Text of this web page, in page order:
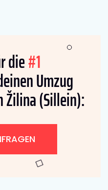
die#1
Umzug
(Sillein):